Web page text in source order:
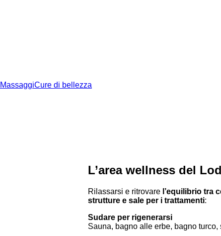
MassaggiCure di bellezza
L’area wellness del
Rilassarsi e ritrovare l’equilibrio tra
strutture e sale per i trattamenti:
Sudare per rigenerarsi
Sauna, bagno alle erbe, bagno